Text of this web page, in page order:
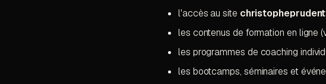
l'accès au site
les contenus de formation en ligne
les programmes de coaching
les bootcamps, séminaires et